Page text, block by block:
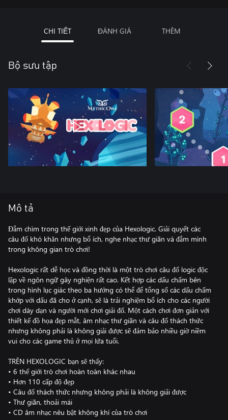
CHI TIẾT ĐÁNH GIÁ THÊM
Bộ sưu tập
Mô tả
Đắm chìm trong thế giới xinh đẹp của Hexologic. Giải quyết các
câu đố khó khăn nhưng bổ ích, nghe nhạc thư giãn và đắm mình
trong không gian trò chơi!
Hexologic rất dễ học và đồng thời là một trò chơi câu đố logic độc
lập về ngôn ngữ gây nghiện rất cao. Kết hợp các dấu chấm bên
trong hình lục giác theo ba hướng có thể để tổng số các dấu chấm
khớp với dấu đã cho ở cạnh, sẽ là trải nghiệm bổ ích cho các người
chơi dày dạn và người mới chơi giải đố. Một cách chơi đơn giản với
thiết kế đồ họa đẹp mắt, âm nhạc thư giãn và câu đố thách thức
nhưng không phải là không giải được sẽ đảm bảo nhiều giờ niềm
vui cho các game thủ ở mọi lứa tuổi.
TRÊN HEXOLOGIC bạn sẽ thấy:
• 6 thế giới trò chơi hoàn toàn khác nhau
• Hơn 110 cấp độ đẹp
• Câu đố thách thức nhưng không phải là không giải được
• Thư giãn, thoải mái
• CD âm nhạc nêu bật không khí của trò chơi